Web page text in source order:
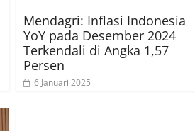
Mendagri: Inflasi Indonesia
YoY pada Desember 2024
Terkendali di Angka 1,57
Persen
6 Januari 2025